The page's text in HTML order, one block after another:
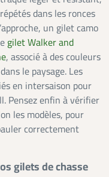
dans les ronces
un gilet camo
gilet Walker and
, associé à des couleurs
le paysage. Les
en intersaison pour
Pensez enfin à vérifier
les modèles, pour
correctement
gilets de chasse